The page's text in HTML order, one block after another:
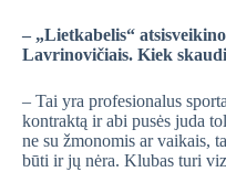
– „Lietkabelis“
Lavrinovičiais. Kiek
– Tai yra profesionalus
kontraktą ir abi pusės juda
ne su žmonomis ar vaikais,
būti ir jų nėra. Klubas turi